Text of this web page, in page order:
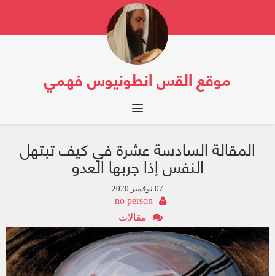
موقع القس انطونيوس فهمي
Toggle navigation
المقالة السادسة عشرة في كيف تبتهل
النفس إذا جربها العدو
07 نوفمبر 2020
no person
مقالات